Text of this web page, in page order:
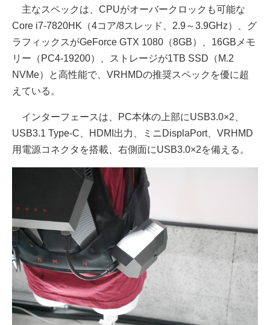
主なスペックは、CPUがオーバークロックも可能な
Core i7-7820HK（4コア/8スレッド、2.9～3.9GHz）、グ
ラフィックスがGeForce GTX 1080（8GB）、16GBメモ
リー（PC4-19200）、ストレージが1TB SSD（M.2
NVMe）と高性能で、VRHMDの推奨スペックを優に超
えている。
インターフェースは、PC本体の上部にUSB3.0×2、
USB3.1 Type-C、HDMI出力、ミニDisplaPort、VRHMD
用電源コネクタを搭載、右側面にUSB3.0×2を備える。